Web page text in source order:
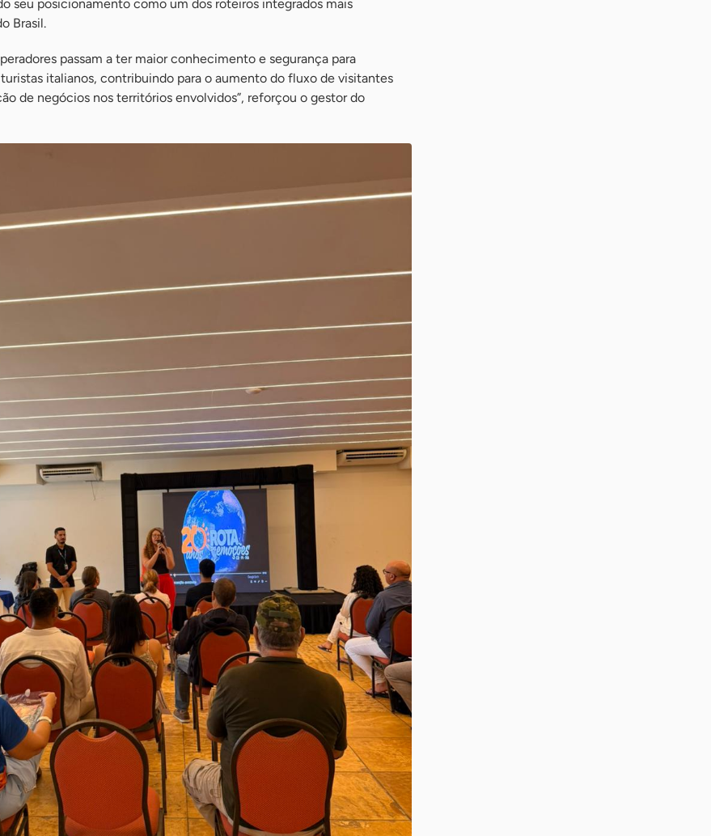
seu posicionamento como um dos roteiros integrados mais
Brasil.
passam a ter maior conhecimento e segurança para
italianos, contribuindo para o aumento do fluxo de visitantes
de negócios nos territórios envolvidos”, reforçou o gestor do